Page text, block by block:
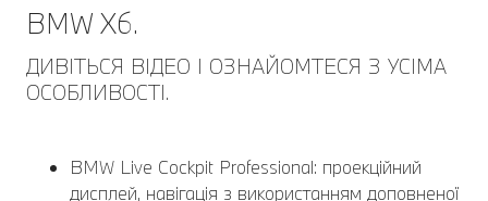
BMW X6.
ДИВІТЬСЯ ВІДЕО І ОЗНАЙОМТЕСЯ З УСІМА
ОСОБЛИВОСТІ.
BMW Live Cockpit Professional: проекційний
дисплей, навігація з використанням доповненої